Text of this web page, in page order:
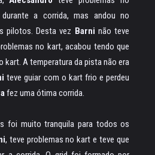
a corrida, mas andou no
pilotos. Desta vez Barni não teve
no kart, acabou tendo que
kart. A temperatura da pista não era
teve guiar com o kart frio e perdeu
fez uma ótima corrida.
foi muito tranquila para todos os
, teve problemas no kart e teve que